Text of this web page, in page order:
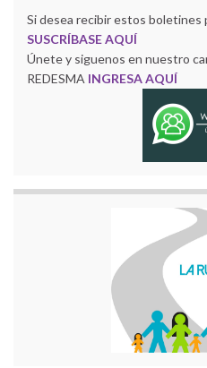
Si desea recibir estos
SUSCRÍBASE AQUÍ
Únete y siguenos en nuestro
REDESMA INGRESA AQUÍ